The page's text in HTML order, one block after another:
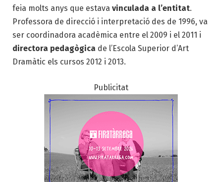
feia molts anys que estava vinculada a l’entitat.
Professora de direcció i interpretació des de 1996, va
ser coordinadora acadèmica entre el 2009 i el 2011 i
directora pedagògica de l’Escola Superior d’Art
Dramàtic els cursos 2012 i 2013.
Publicitat